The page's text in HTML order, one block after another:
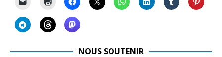
NOUS SOUTENIR